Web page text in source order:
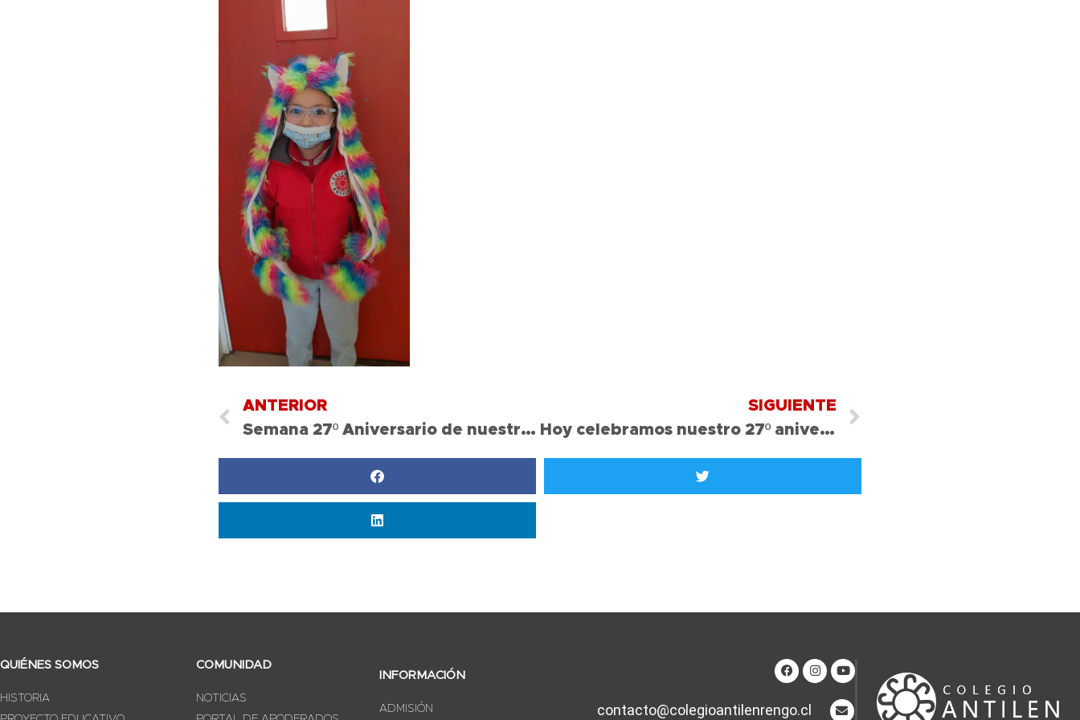
ANTERIOR
Semana 27º Aniversario de nuestro colegio
SIGUIENTE
Hoy celebramos nuestro 27º aniversario
QUIÉNES SOMOS
HISTORIA
COMUNIDAD
NOTICIAS
INFORMACIÓN
ADMISIÓN contacto@colegioantilenrengo.cl